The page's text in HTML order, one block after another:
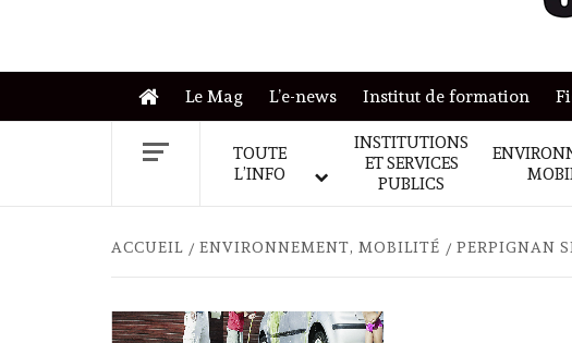
Le Mag L’e-news Institut de formation
TOUTE
L’INFO
INSTITUTIONS
ET SERVICES
PUBLICS
ACCUEIL ENVIRONNEMENT, MOBILITÉ PERPIGNAN